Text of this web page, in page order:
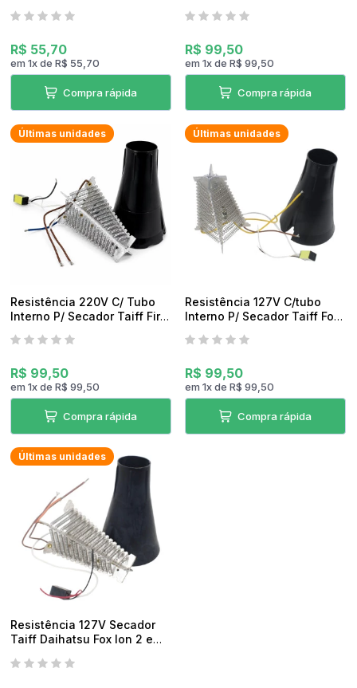
R$ 55,70
em1xdeR$ 55,70
Compra rápida
R$ 99,50
em1xdeR$ 99,50
Compra rápida
Últimas unidades
Resistência 220V C/ Tubo
Interno P/ Secador Taiff Fire
R$ 99,50
em1xdeR$ 99,50
Compra rápida
Últimas unidades
Resistência 127V C/tubo
Interno P/ Secador Taiff Fox
R$ 99,50
em1xdeR$ 99,50
Compra rápida
Últimas unidades
Resistência 127V Secador
Taiff Daihatsu Fox Ion 2 e